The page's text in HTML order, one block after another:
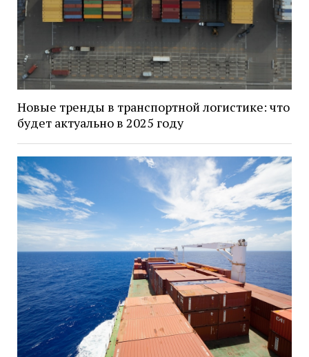
Новые тренды в транспортной логистике: что
будет актуально в 2025 году